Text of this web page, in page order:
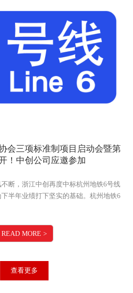
会三项标准制项目启动会暨第
！中创公司应邀参加
断，浙江中创再度中标杭州地铁6号线
半年业绩打下坚实的基础。杭州地铁6
READ MORE >
查看更多